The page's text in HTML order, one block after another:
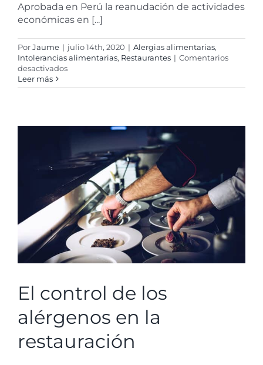
Aprobada en Perú la reanudación de actividades
económicas en [...]
PorJaume | julio 14th, 2020 | Alergias alimentarias,
Intolerancias alimentarias, Restaurantes | Comentarios
desactivadosen
en
Restaurantes
Leer más
El control de los
alérgenos en la
restauración